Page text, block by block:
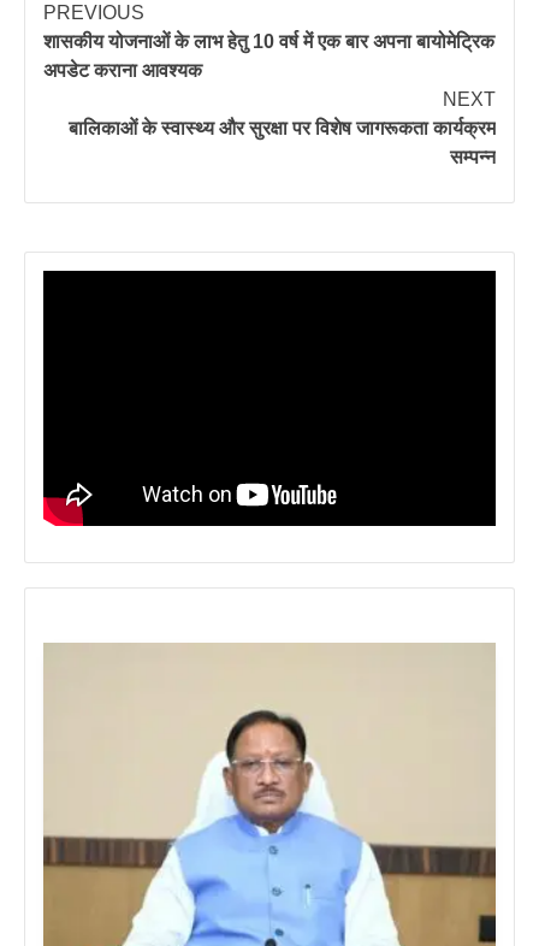
PREVIOUS
शासकीय योजनाओं के लाभ हेतु 10 वर्ष में एक बार अपना बायोमेट्रिक
अपडेट कराना आवश्यक
NEXT
बालिकाओं के स्वास्थ्य और सुरक्षा पर विशेष जागरूकता कार्यक्रम
सम्पन्न